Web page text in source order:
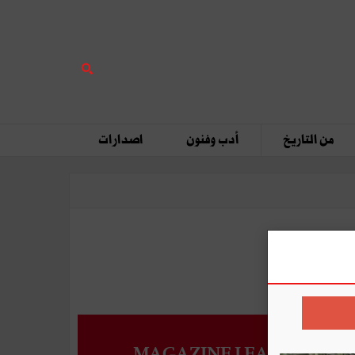
من التاريخ أدب وفنون اصدارات